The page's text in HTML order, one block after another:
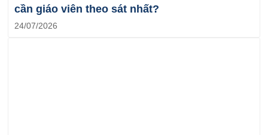
cần giáo viên theo sát nhất?
24/07/2026